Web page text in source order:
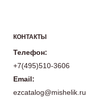
КОНТАКТЫ
Телефон:
+7(495)510-3606
Email:
ezcatalog@mishelik.ru